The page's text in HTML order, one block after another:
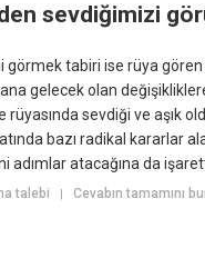
sevdiğimizi
görmek tabiri ise rüya gören
gelecek olan
rüyasında sevdiği ve aşık
bazı radikal kararlar
adımlar atacağına da
talebi |Cevabın tamamını